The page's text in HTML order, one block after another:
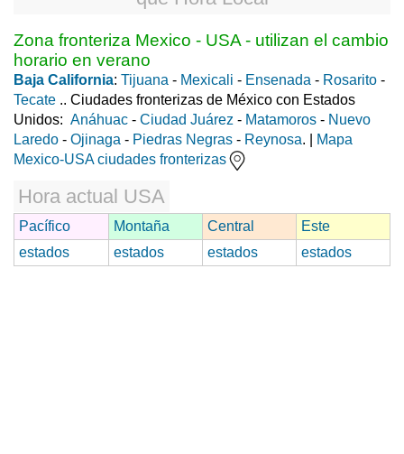
Zona fronteriza Mexico - USA - utilizan el cambio
horario en verano
Baja California: Tijuana - Mexicali - Ensenada - Rosarito -
Tecate .. Ciudades fronterizas de México con Estados
Unidos: Anáhuac - Ciudad Juárez - Matamoros - Nuevo
Laredo - Ojinaga - Piedras Negras - Reynosa. |
Mapa
Mexico-USA ciudades fronterizas
Hora actual USA
Pacífico Montaña Central
Este
estados
estados estados estados